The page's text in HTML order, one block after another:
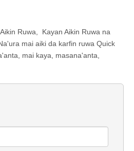
Ruwa
Kayan Aikin Ruwa na
mai aiki da karfin ruwa Quick
mai kaya, masana'anta,